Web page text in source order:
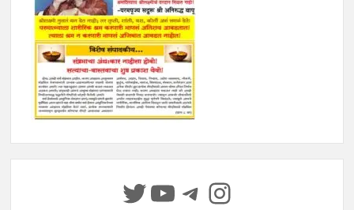
Twitter
YouTube
Telegram
Instagram